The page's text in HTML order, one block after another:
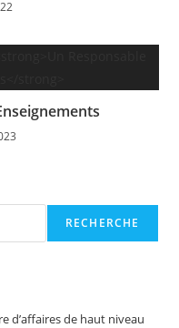
RECHERCHE
d’affaires de haut niveau